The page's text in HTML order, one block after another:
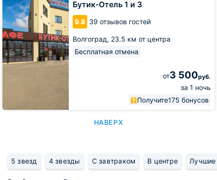
Бутик-Отель 1 и 3
9.8 39 отзывов гостей
Волгоград, 23.5 км от центра
Бесплатная отмена
от3 500руб.
за 1 ночь
Получите175 бонусов
1
3
НАВЕРХ
5 звезд 4 звезды С завтраком В центре Лучшие